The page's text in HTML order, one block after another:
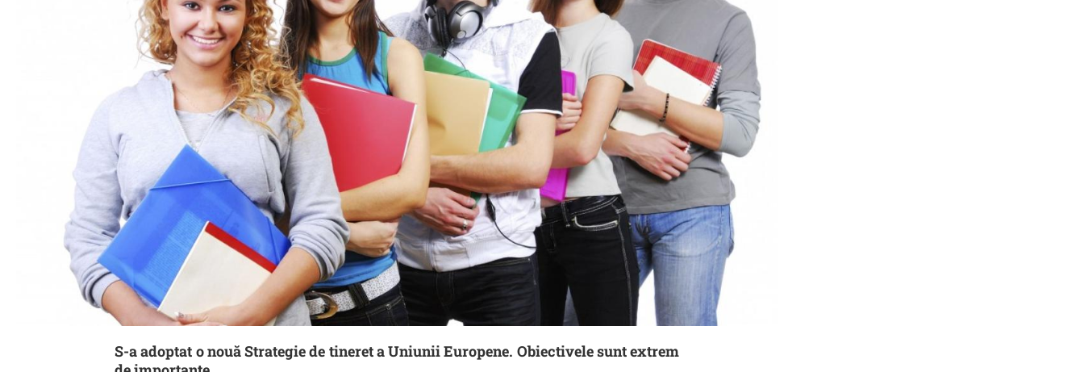
S-a adoptat o nouă Strategie de tineret a Uniunii Europene. Obiectivele sunt extrem